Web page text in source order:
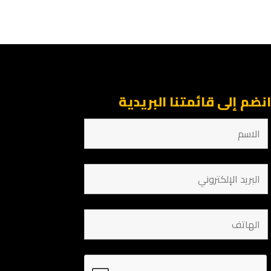
انضم إلى قائمتنا البريدية